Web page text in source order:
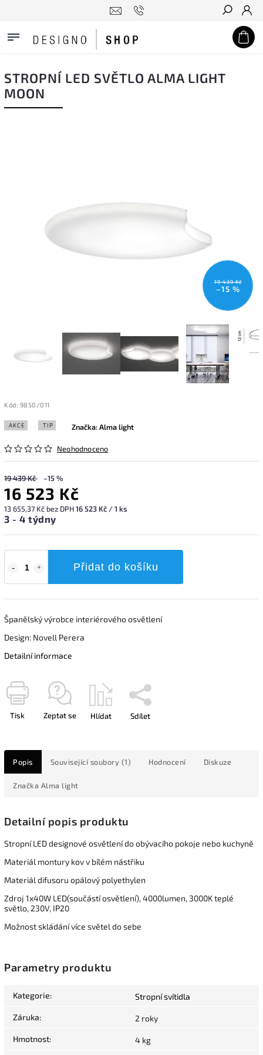
Hledat
STROPNÍ LED SVĚTLO ALMA LIGHT
MOON
19 439 Kč
–15 %
Kód: 9850/011
AKCE TIP
Neohodnoceno
Značka:Alma light
19 439 Kč –15 %
16 523 Kč
13 655,37 Kč bez DPH16 523 Kč / 1 ks
3 - 4 týdny
Přidat do košíku
Španělský výrobce interiérového osvětlení
Design: Novell Perera
Detailní informace
Tisk Zeptat se Hlídat Sdílet
Popis Související soubory (1) Hodnocení Diskuze
Značka Alma light
Detailní popis produktu
Stropní LED designové osvětlení do obývacího pokoje nebo kuchyně
Materiál montury kov v bílém nástřiku
Materiál difusoru opálový polyethylen
Zdroj 1x40W LED(součástí osvětlení), 4000lumen, 3000K teplé
světlo, 230V, IP20
Možnost skládání více světel do sebe
Parametry produktu
Kategorie: Stropní svítidla
Záruka: 2 roky
Hmotnost: 4 kg